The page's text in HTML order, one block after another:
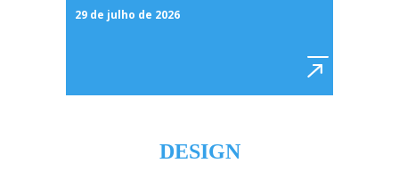
29 de julho de 2026
DESIGN